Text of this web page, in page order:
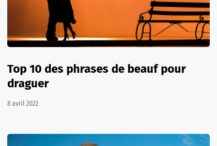
Top 10 des phrases de beauf pour
draguer
8 avril 2022